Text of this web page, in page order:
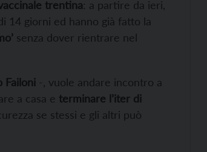
trentina: a partire da ieri,
14 giorni ed hanno già fatto la
senza dover rientrare nel
Failoni -, vuole andare incontro a
a casa e terminare l’iter di
se stessi e gli altri può